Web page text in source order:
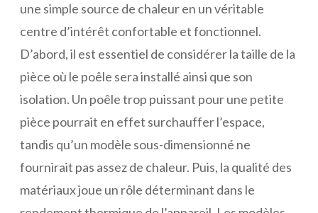
une simple source de chaleur en un véritable
centre d’intérêt confortable et fonctionnel.
D’abord, il est essentiel de considérer la taille de la
pièce où le poêle sera installé ainsi que son
isolation. Un poêle trop puissant pour une petite
pièce pourrait en effet surchauffer l’espace,
tandis qu’un modèle sous-dimensionné ne
fournirait pas assez de chaleur. Puis, la qualité des
matériaux joue un rôle déterminant dans le